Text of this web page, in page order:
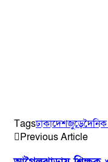
Tagsঢাকাদেশজুড়ে
Previous Article